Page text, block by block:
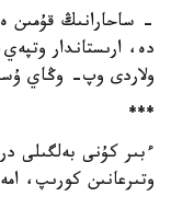
- ساحارانىڭ قۇمىن
دە، ارىستاندار
ولاردى وپ- وڭاي
***
ءبىر كۇنى بەلگىلى
وتىرعانىن كورىپ،